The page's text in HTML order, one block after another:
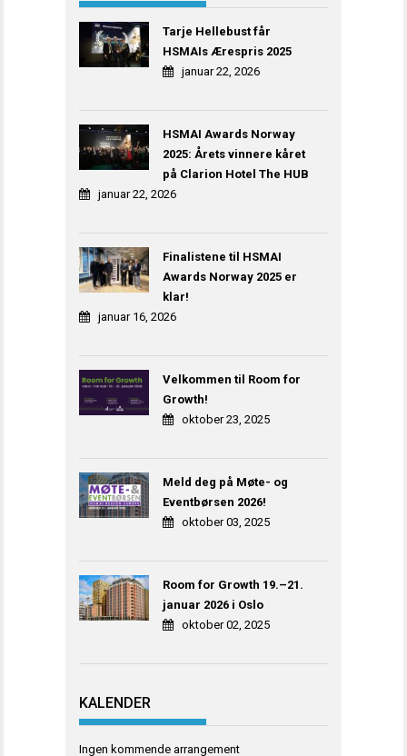
Tarje Hellebust får
HSMAIs Ærespris 2025
januar 22, 2026
HSMAI Awards Norway
2025: Årets vinnere kåret
på Clarion Hotel The HUB
januar 22, 2026
Finalistene til HSMAI
Awards Norway 2025 er
klar!
januar 16, 2026
Velkommen til Room for
Growth!
oktober 23, 2025
Meld deg på Møte- og
Eventbørsen 2026!
oktober 03, 2025
Room for Growth 19.–21.
januar 2026 i Oslo
oktober 02, 2025
KALENDER
Ingen kommende arrangement